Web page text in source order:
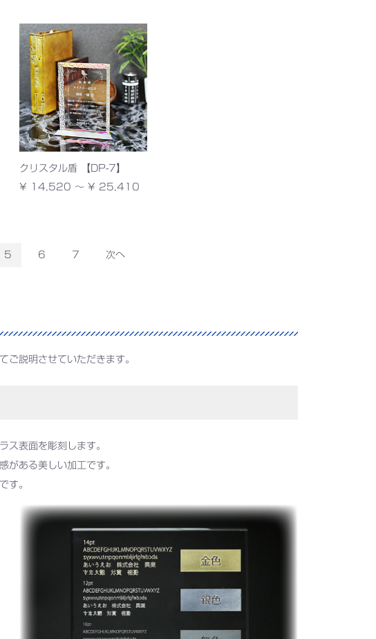
クリスタル盾 【DP-7】
¥ 14,520 ～ ¥ 25,410
5 6 7 次へ
ご説明させていただきます。
ス表面を彫刻します。
がある美しい加工です。
す。